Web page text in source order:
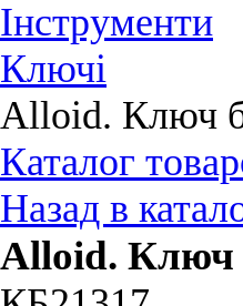
Інструменти
Ключі
Alloid. Ключ
Каталог
Назад в
Alloid. Ключ